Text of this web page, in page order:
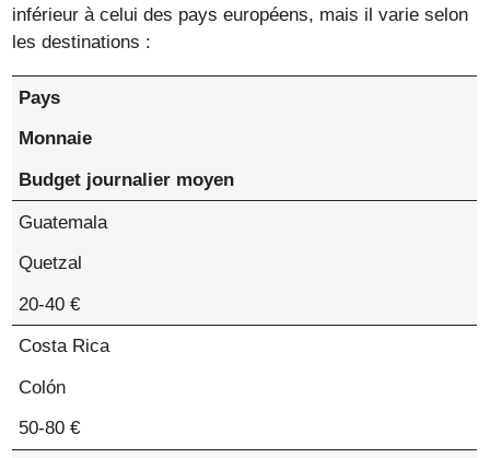
inférieur à celui des pays européens, mais il varie selon
les destinations :
Pays
Monnaie
Budget journalier moyen
Guatemala
Quetzal
20-40 €
Costa Rica
Colón
50-80 €